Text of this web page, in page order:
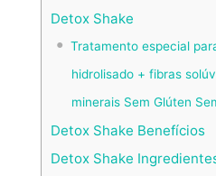
Detox Shake
Tratamento especial
hidrolisado + fibras
minerais Sem Glúten
Detox Shake Benefícios
Detox Shake